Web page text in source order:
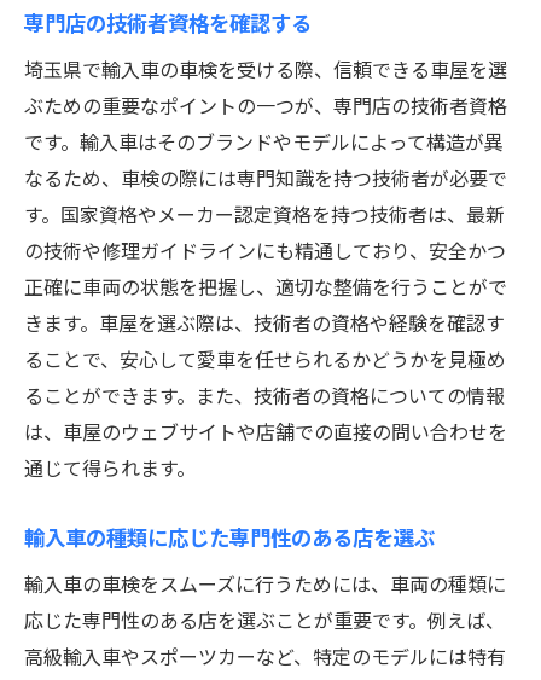
専門店の技術者資格を確認する
埼玉県で輸入車の車検を受ける際、信頼できる車屋を選
ぶための重要なポイントの一つが、専門店の技術者資格
です。輸入車はそのブランドやモデルによって構造が異
なるため、車検の際には専門知識を持つ技術者が必要で
す。国家資格やメーカー認定資格を持つ技術者は、最新
の技術や修理ガイドラインにも精通しており、安全かつ
正確に車両の状態を把握し、適切な整備を行うことがで
きます。車屋を選ぶ際は、技術者の資格や経験を確認す
ることで、安心して愛車を任せられるかどうかを見極め
ることができます。また、技術者の資格についての情報
は、車屋のウェブサイトや店舗での直接の問い合わせを
通じて得られます。
輸入車の種類に応じた専門性のある店を選ぶ
輸入車の車検をスムーズに行うためには、車両の種類に
応じた専門性のある店を選ぶことが重要です。例えば、
高級輸入車やスポーツカーなど、特定のモデルには特有